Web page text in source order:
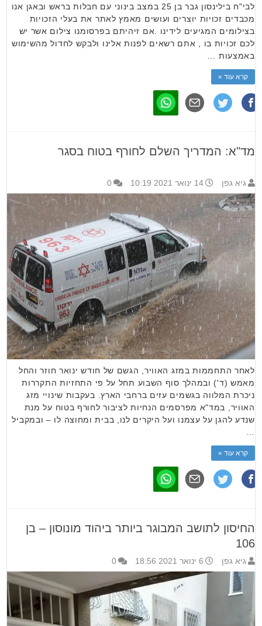
לבי"ח בילינסון גבר בן 25 במצב בינוני עם חבלות בראש ובאגן אנו
מכבדים זכויות יוצרים ועושים מאמץ לאתר את בעלי הזכויות
בצילומים המגיעים לידינו .אם זיהיתם בפרסומנו צילום אשר יש
לכם זכויות בו , אתם רשאים לפנות אלינו ולבקש לחדול מהשימוש
באמצעות …
קרא עוד »
מד"א: המדריך השלם לחורף בטוח בסגר
גיא גפן 14 ינואר 2021 10:19 0
לאחר התחממות במזג האוויר, הגשם של חודש ינואר חוזר והחל
מאמש (ד') ובמהלך סוף השבוע תחל על פי התחזיות התקררות
ניכרת המלווה בגשמים עזים ברחבי הארץ. בעקבות שינויי מזג
האוויר, במד"א מפרסמים הנחיות לציבור לחורף בטוח על מנת
שנדע להגן על עצמנו ועל היקרים לנו, בבית ומחוצה לו – ובמקביל
…
קרא עוד »
החיסון לתושב המבוגר ביותר ביהוד מונוסון – בן
106
גיא גפן 6 ינואר 2021 18:56 0